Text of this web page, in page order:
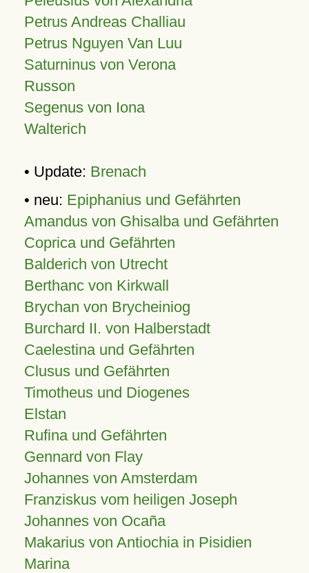
Petrus Andreas Challiau
Petrus Nguyen Van Luu
Saturninus von Verona
Russon
Segenus von Iona
Walterich
• Update: Brenach
• neu: Epiphanius und Gefährten
Amandus von Ghisalba und Gefährten
Coprica und Gefährten
Balderich von Utrecht
Berthanc von Kirkwall
Brychan von Brycheiniog
Burchard II. von Halberstadt
Caelestina und Gefährten
Clusus und Gefährten
Timotheus und Diogenes
Elstan
Rufina und Gefährten
Gennard von Flay
Johannes von Amsterdam
Franziskus vom heiligen Joseph
Johannes von Ocaña
Makarius von Antiochia in Pisidien
Marina